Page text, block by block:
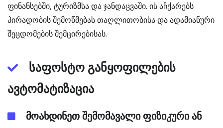
ფინანსებში, ტურიზმსა და ჯანდაცვაში. ის აჩქარებს
პირადობის შემოწმებას თაღლითობისა და ადამიანური
შეცდომების შემცირებისას.
საფოსტო განყოფილების
ავტომატიზაცია
მოახდინეთ შემომავალი ფიზიკური ან